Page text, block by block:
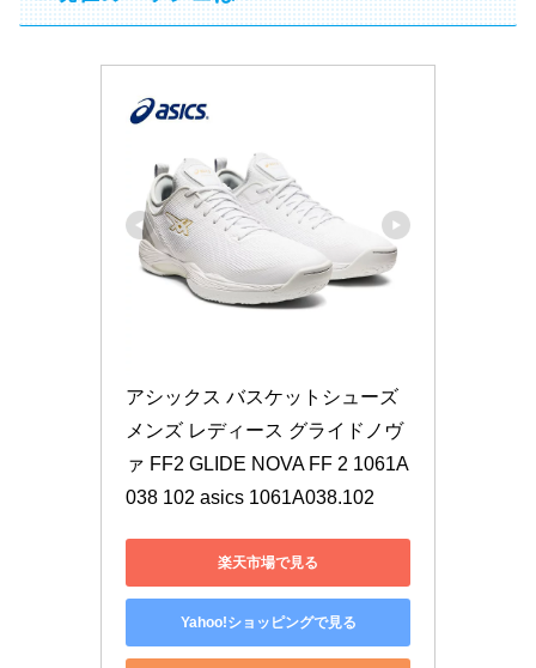
アシックス バスケットシューズ
メンズ レディース グライドノヴ
ァ FF2 GLIDE NOVA FF 2 1061A
038 102 asics 1061A038.102
楽天市場で見る
Yahoo!ショッピングで見る